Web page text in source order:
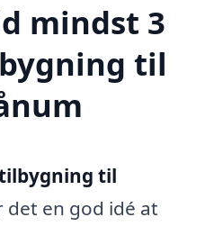
mindst 3
til
til
det en god idé at